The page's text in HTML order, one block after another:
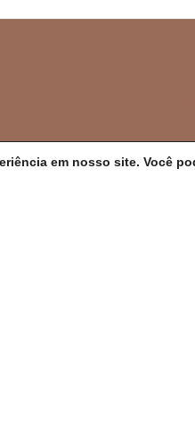
em nosso site. Você